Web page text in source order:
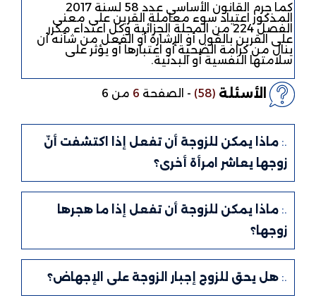
كما جرم القانون الأساسي عدد 58 لسنة 2017
المذكور اعتياد سوء معاملة القرين على معنى
الفصل 224 من المجلة الجزائية وكل اعتداء مكرر
على القرين بالقول أو الإشارة أو الفعل من شأنه أن
ينال من كرامة الضحية أو اعتبارها أو يؤثر على
سلامتها النفسية أو البدنية.
الأسئلة (58)
-الصفحة6 من 6
ماذا يمكن للزوجة أن تفعل إذا اكتشفت أنّ
زوجها يعاشر امرأة أخرى؟
ماذا يمكن للزوجة أن تفعل إذا ما هجرها
زوجها؟
هل يحق للزوج إجبار الزوجة على الإجهاض؟